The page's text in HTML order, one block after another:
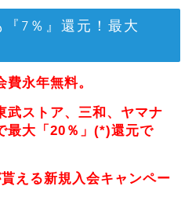
7％』還元！最大
永年無料。
武ストア、三和、ヤマナ
最大「20％」(*)還元で
える新規入会キャンペー